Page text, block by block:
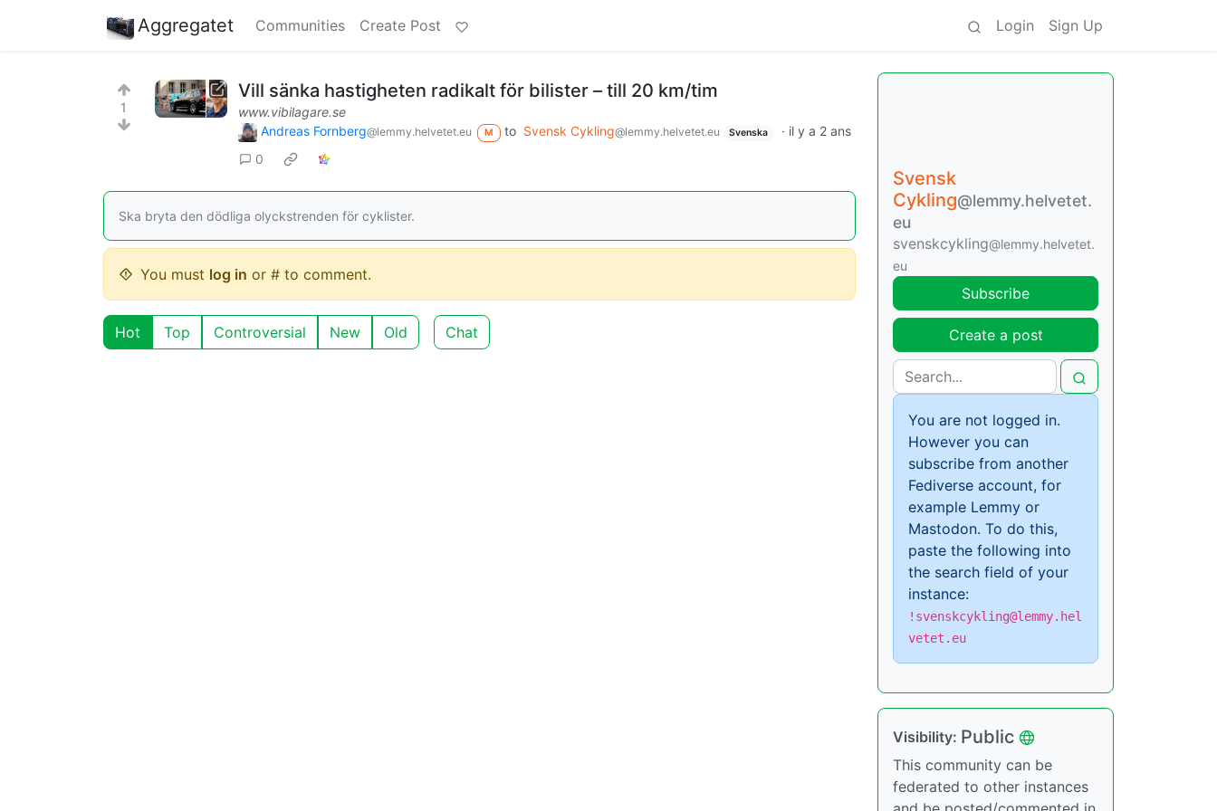
Aggregatet Communities Create Post Login Sign Up
1
Vill sänka hastigheten radikalt för bilister – till 20 km/tim
www.vibilagare.se
Andreas Fornberg@lemmy.helvetet.eu M to Svensk Cykling@lemmy.helvetet.eu Svenska · il y a 2 ans
0
Ska bryta den dödliga olyckstrenden för cyklister.
You must log in or # to comment.
Hot Top Controversial New Old Chat
Svensk
Cykling@lemmy.helvetet.
eu
svenskcykling@lemmy.helvetet.
eu
Subscribe
Create a post
You are not logged in.
However you can
subscribe from another
Fediverse account, for
example Lemmy or
Mastodon. To do this,
paste the following into
the search field of your
instance:
!svenskcykling@lemmy.hel
vetet.eu
Visibility: Public
This community can be
federated to other instances